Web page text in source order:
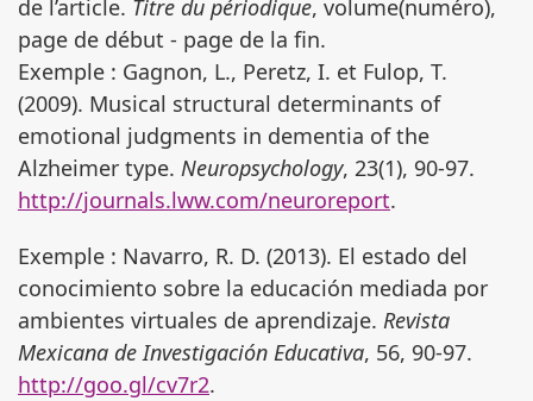
de l’article. Titre du périodique, volume(numéro),
page de début - page de la fin.
Exemple : Gagnon, L., Peretz, I. et Fulop, T.
(2009). Musical structural determinants of
emotional judgments in dementia of the
Alzheimer type. Neuropsychology, 23(1), 90-97.
http://journals.lww.com/neuroreport.
Exemple : Navarro, R. D. (2013). El estado del
conocimiento sobre la educación mediada por
ambientes virtuales de aprendizaje. Revista
Mexicana de Investigación Educativa, 56, 90-97.
http://goo.gl/cv7r2.